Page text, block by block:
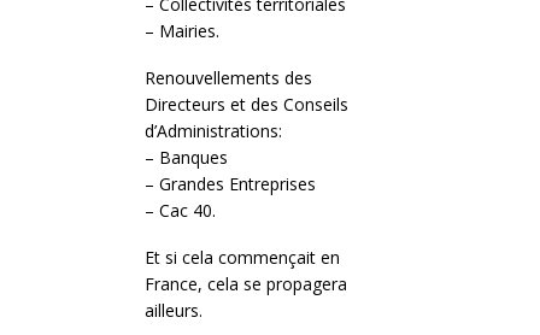
– Mairies.
Renouvellements des
Directeurs et des Conseils
d’Administrations:
– Banques
– Grandes Entreprises
– Cac 40.
Et si cela commençait en
France, cela se propagera
ailleurs.